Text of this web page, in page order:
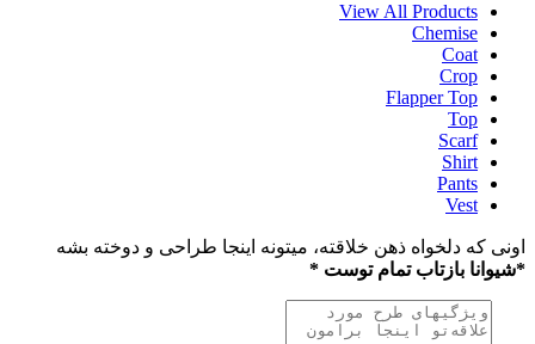
View All Products
Chemise
Coat
Crop
Flapper Top
Top
Scarf
Shirt
Pants
Vest
اونی که دلخواه ذهن خلاقته، میتونه اینجا طراحی و دوخته بشه
*شیوانا بازتاب تمام توست *